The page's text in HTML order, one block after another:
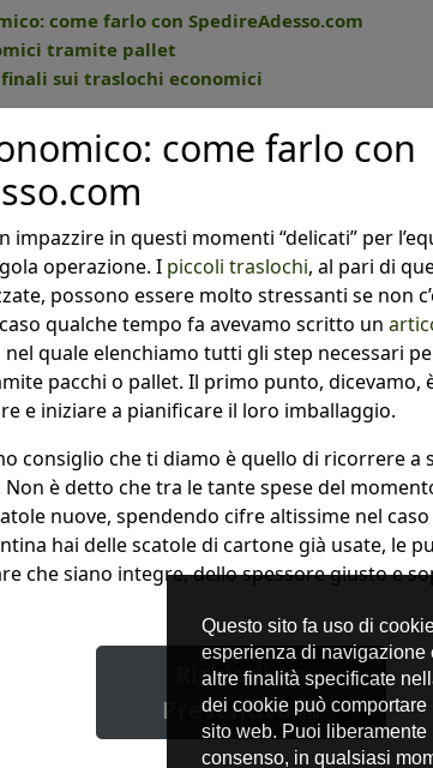
come farlo con SpedireAdesso.com
tramite pallet
sui traslochi economici
come farlo con
impazzire in questi momenti “delicati” per
operazione. I piccoli traslochi, al pari di
possono essere molto stressanti se non
qualche tempo fa avevamo scritto un
nel quale elenchiamo tutti gli step necessari
pacchi o pallet. Il primo punto, dicevamo,
e iniziare a pianificare il loro imballaggio.
consiglio che ti diamo è quello di ricorrere a
è detto che tra le tante spese del
nuove, spendendo cifre altissime nel
hai delle scatole di cartone già usate, le
che siano integre, dello spessore giusto e
Richiedi un
Preventivo